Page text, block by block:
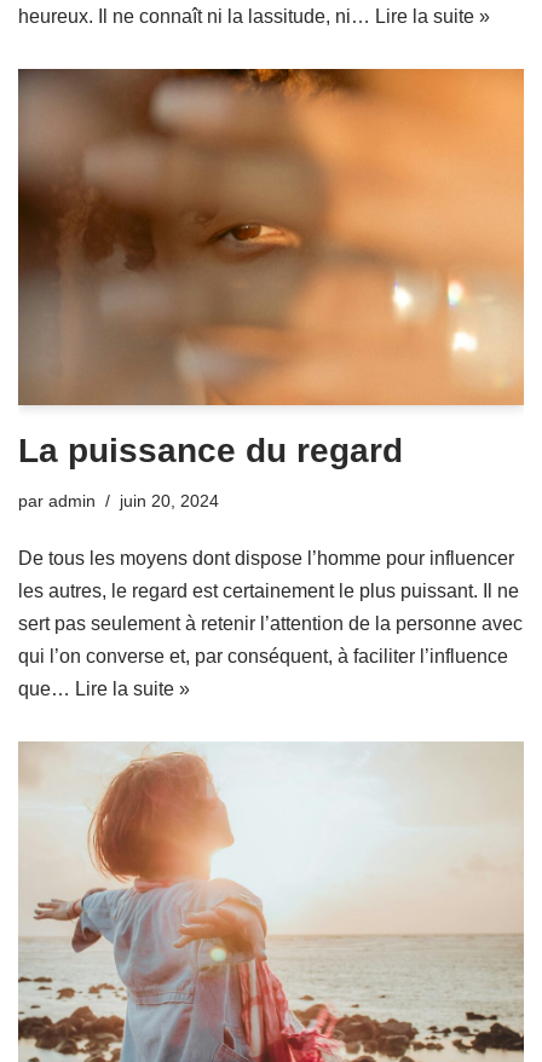
heureux. Il ne connaît ni la lassitude, ni… Lire la suite »
La puissance du regard
par admin juin 20, 2024
De tous les moyens dont dispose l’homme pour influencer
les autres, le regard est certainement le plus puissant. Il ne
sert pas seulement à retenir l’attention de la personne avec
qui l’on converse et, par conséquent, à faciliter l’influence
que… Lire la suite »